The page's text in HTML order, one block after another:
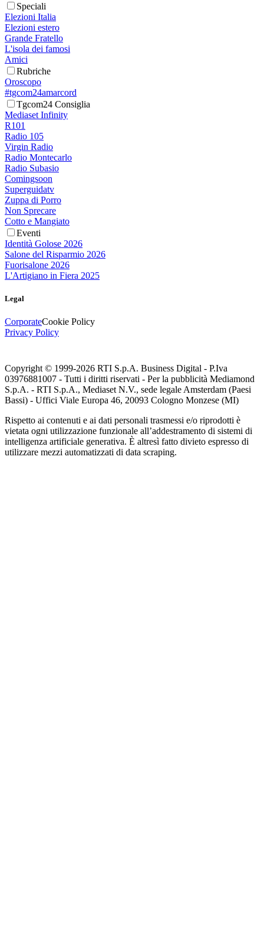
Speciali
Elezioni Italia
Elezioni estero
Grande Fratello
L'isola dei famosi
Amici
Rubriche
Oroscopo
#tgcom24amarcord
Tgcom24 Consiglia
Mediaset Infinity
R101
Radio 105
Virgin Radio
Radio Montecarlo
Radio Subasio
Comingsoon
Superguidatv
Zuppa di Porro
Non Sprecare
Cotto e Mangiato
Eventi
Identità Golose 2026
Salone del Risparmio 2026
Fuorisalone 2026
L'Artigiano in Fiera 2025
Legal
CorporateCookie Policy
Privacy Policy
Copyright © 1999-2026 RTI S.p.A. Business Digital - P.Iva
03976881007 - Tutti i diritti riservati - Per la pubblicità Mediamond
S.p.A. - RTI S.p.A., Mediaset N.V., sede legale Amsterdam (Paesi
Bassi) - Uffici Viale Europa 46, 20093 Cologno Monzese (MI)
Rispetto ai contenuti e ai dati personali trasmessi e/o riprodotti è
vietata ogni utilizzazione funzionale all’addestramento di sistemi di
intelligenza artificiale generativa. È altresì fatto divieto espresso di
utilizzare mezzi automatizzati di data scraping.